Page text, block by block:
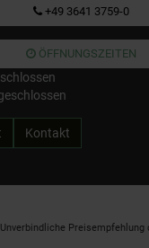
+49 3641 3759-0
ÖFFNUNGSZEITEN
Kontakt